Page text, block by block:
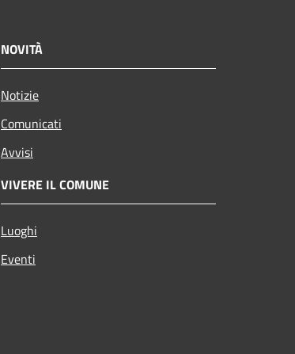
NOVITÀ
Notizie
Comunicati
Avvisi
VIVERE IL COMUNE
Luoghi
Eventi